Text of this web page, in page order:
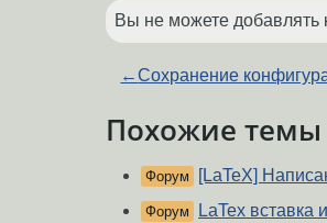
Вы не можете добавлять
←Сохранение
Похожие темы
Форум [LaTeX]
Форум LaTex вставка